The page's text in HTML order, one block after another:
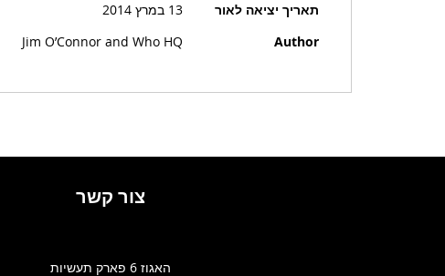
תאריך יציאה לאור
13 במרץ 2014
Author
Jim O’Connor and Who HQ
צור קשר
האגוז 6 פארק תעשיות